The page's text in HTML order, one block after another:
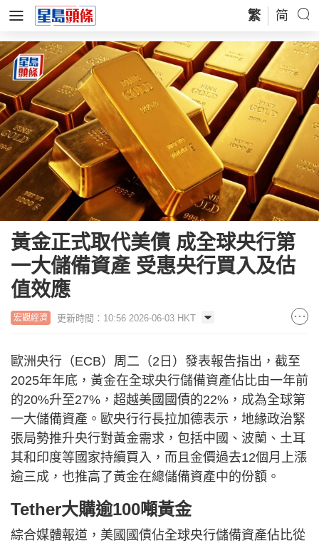
繁 简
黃金正式取代美債 成全球央行第
一大儲備資產 受惠央行買入及估
值效應
宏觀經濟 更新時間：10:56 2026-06-03 HKT
歐洲央行（ECB）周二（2日）發表報告指出，截至
2025年年底，黃金在全球央行儲備資產佔比由一年前
的20%升至27%，超越美國國債的22%，成為全球第
一大儲備資產。歐央行行長拉加德表示，地緣政治緊
張局勢推升央行對黃金需求，包括中國、波蘭、土耳
其和印度等國家持續買入，而且金價過去12個月上漲
逾三成，也推高了黃金在總儲備資產中的份額。
Tether大購逾100噸黃金
綜合媒體報道，美國國債佔全球央行儲備資產佔比從